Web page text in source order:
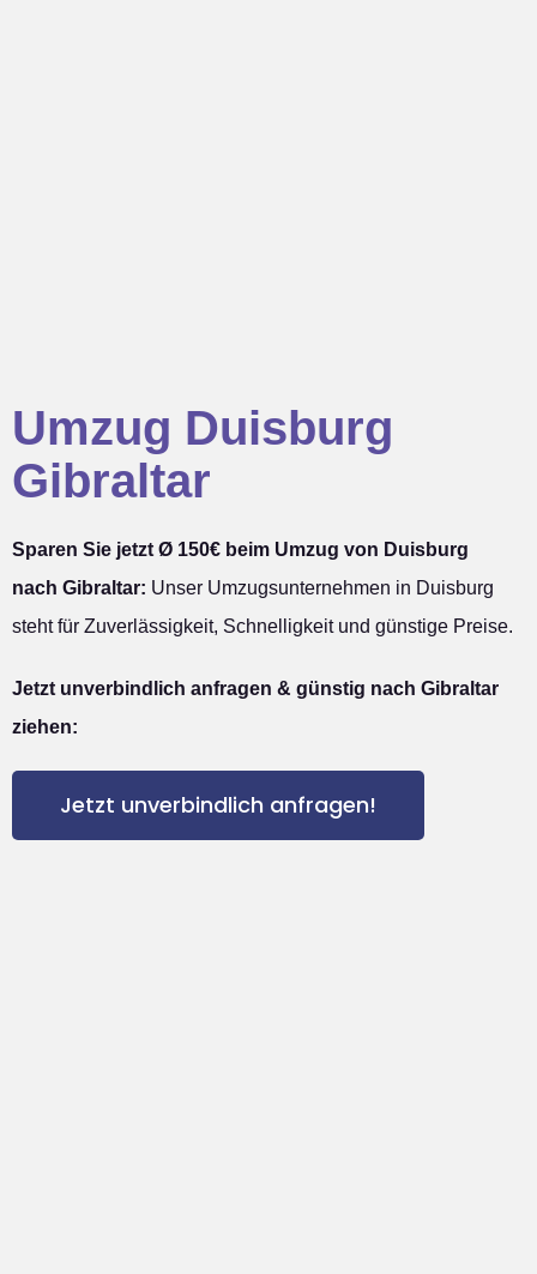
Umzug Duisburg
Gibraltar
Sparen Sie jetzt Ø 150€ beim Umzug von Duisburg
nach Gibraltar: Unser Umzugsunternehmen in Duisburg
steht für Zuverlässigkeit, Schnelligkeit und günstige Preise.
Jetzt unverbindlich anfragen & günstig nach Gibraltar
ziehen:
Jetzt unverbindlich anfragen!